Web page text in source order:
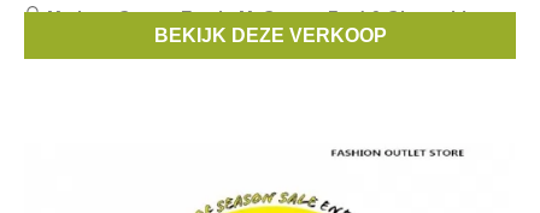
Merken:Guess,Esprit,McGregor,Fred & Ginger,Limon,
BEKIJK DEZE VERKOOP